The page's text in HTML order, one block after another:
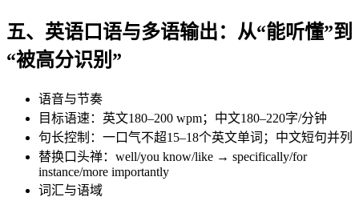
五、英语口语与多语输出：从“能听懂”到
“被高分识别”
语音与节奏
目标语速：英文180–200 wpm；中文180–220字/分钟
句长控制：一口气不超15–18个英文单词；中文短句并列
替换口头禅：well/you know/like → specifically/for
instance/more importantly
词汇与语域